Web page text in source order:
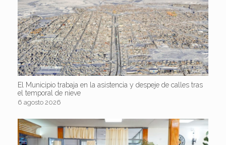
El Municipio trabaja en la asistencia y despeje de calles tras
el temporal de nieve
6 agosto 2026